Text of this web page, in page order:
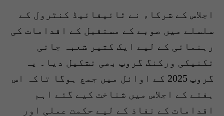
اجلاس کے شرکاء نے ٹائیفائیڈ کنٹرول کے
سلسلے میں صوبے کے مستقبل کے اقدامات کی
رہنمائی کے لیے ایک کثیر شعبہ جاتی
تکنیکی ورکنگ گروپ بھی تشکیل دیا۔ یہ
گروپ 2025 کے اوائل میں جمع ہوگا تاکہ اس
ہفتے کے اجلاس میں شناخت کیے گئے اہم
اقدامات کے نفاذ کے لیے حکمت عملی اور